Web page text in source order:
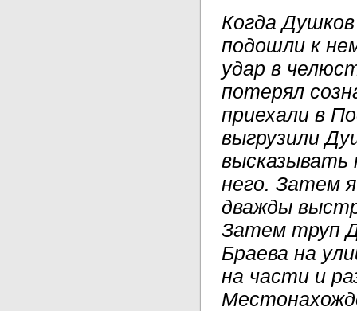
Когда
подошли к
удар в
потерял
приехали в
выгрузили
высказывать
него. Затем
дважды
Затем труп
Браева на
на части и